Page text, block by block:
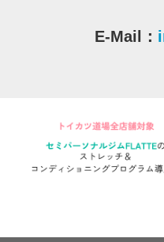
E-Mail：